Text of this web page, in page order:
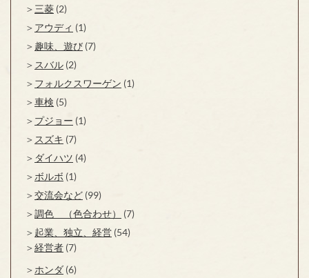
三菱 (2)
アウディ (1)
趣味、遊び (7)
スバル (2)
フォルクスワーゲン (1)
車検 (5)
プジョー (1)
スズキ (7)
ダイハツ (4)
ボルボ (1)
交流会など (99)
調色 （色合わせ）
(7)
起業、独立、経営 (54)
経営者 (7)
ホンダ (6)